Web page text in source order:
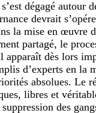
s’est dégagé
devrait
la mise en œuvre
partagé, le
apparaît dès lors
d’experts en la
absolues. Le
libres et
des